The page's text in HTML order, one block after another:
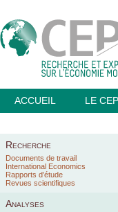
ACCUEIL LE
Recherche
Documents de travail
International Economics
Rapports d’étude
Revues scientifiques
Analyses